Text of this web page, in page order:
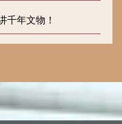
千年文物！